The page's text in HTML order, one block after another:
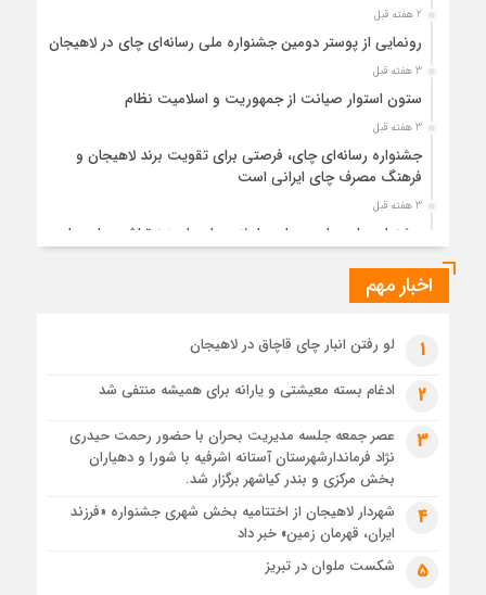
2 هفته قبل
رونمایی از پوستر دومین جشنواره ملی رسانه‌ای چای در لاهیجان
3 هفته قبل
ستون استوار صیانت از جمهوریت و اسلامیت نظام
3 هفته قبل
جشنواره رسانه‌ای چای، فرصتی برای تقویت برند لاهیجان و
فرهنگ مصرف چای ایرانی است
3 هفته قبل
جشنواره ملی چای، حمایت از لاهیجان یا هزینه‌تراشی برای چای
4 هفته قبل
4 هفته قبل
رئوف
تصاویر هوایی مراسم تشییع پیکر مطهر آقای شهید ایران – مشهد
مراسم تشییع پیکر مطهر آقای شهید ایران – مشهد
تصاویری از تراکم جمعیت حاضر در میدان ثورهالعشرین نجف
اشرف
اخبار مهم
1 لو رفتن انبار چای قاچاق در لاهیجان
2 ادغام بسته معیشتی و یارانه برای همیشه منتفی شد
3
عصر جمعه جلسه مدیریت بحران با حضور رحمت حیدری
نژاد فرماندارشهرستان آستانه اشرفیه با شورا و دهیاران
بخش مرکزی و بندر کیاشهر برگزار شد.
4
شهردار لاهیجان از اختتامیه بخش شهری جشنواره «فرزند
ایران، قهرمان زمین» خبر داد
5 شکست ملوان در تبریز